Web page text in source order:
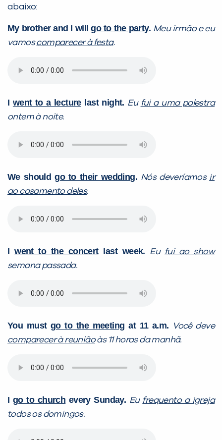
abaixo:
My brother and I willgo to the party. Meu irmão e eu
vamoscomparecer à festa.
I went to a lecturelast night. Eu fui a uma palestra
ontem à noite.
We shouldgo to their wedding. Nós deveríamos ir
ao casamento deles.
Iwent to the concertlast week. Eu fui ao show
semana passada.
You mustgo to the meeting at 11 a.m.
Você deve
comparecer à reuniãoàs 11 horas da manhã.
Igo to church every Sunday. Eu frequento a igreja
todos os domingos.